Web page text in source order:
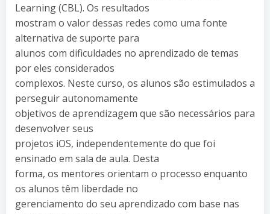
Learning (CBL). Os resultados
mostram o valor dessas redes como uma fonte
alternativa de suporte para
alunos com dificuldades no aprendizado de temas
por eles considerados
complexos. Neste curso, os alunos são estimulados a
perseguir autonomamente
objetivos de aprendizagem que são necessários para
desenvolver seus
projetos iOS, independentemente do que foi
ensinado em sala de aula. Desta
forma, os mentores orientam o processo enquanto
os alunos têm liberdade no
gerenciamento do seu aprendizado com base nas